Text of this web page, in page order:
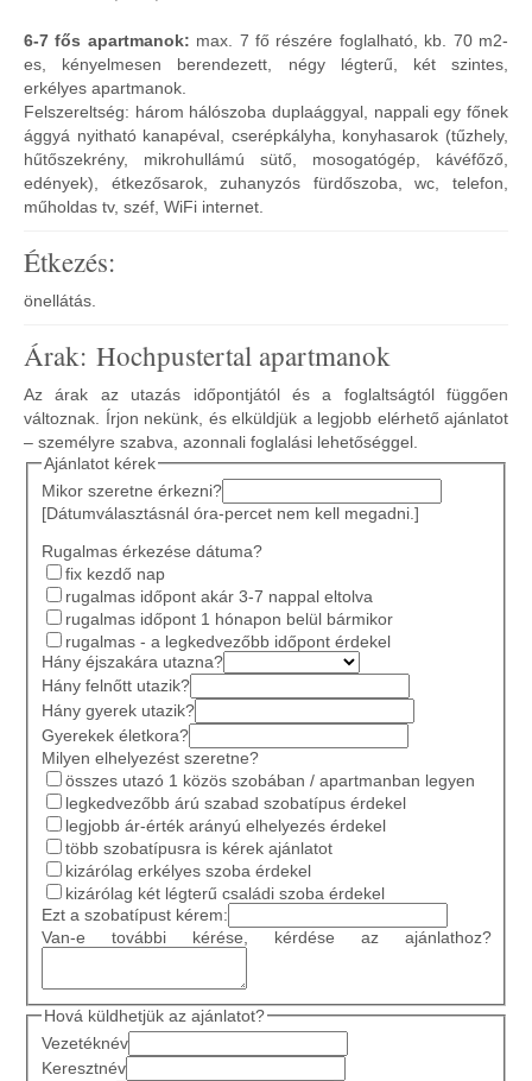
6-7 fős apartmanok: max. 7 fő részére foglalható, kb. 70 m2-
es, kényelmesen berendezett, négy légterű, két szintes,
erkélyes apartmanok.
Felszereltség: három hálószoba duplaággyal, nappali egy főnek
ággyá nyitható kanapéval, cserépkályha, konyhasarok (tűzhely,
hűtőszekrény, mikrohullámú sütő, mosogatógép, kávéfőző,
edények), étkezősarok, zuhanyzós fürdőszoba, wc, telefon,
műholdas tv, széf, WiFi internet.
Étkezés:
önellátás.
Árak: Hochpustertal apartmanok
Az árak az utazás időpontjától és a foglaltságtól függően
változnak. Írjon nekünk, és elküldjük a legjobb elérhető ajánlatot
– személyre szabva, azonnali foglalási lehetőséggel.
Ajánlatot kérek
Mikor szeretne érkezni?
[Dátumválasztásnál óra-percet nem kell megadni.]
Rugalmas érkezése dátuma?
fix kezdő nap
rugalmas időpont akár 3-7 nappal eltolva
rugalmas időpont 1 hónapon belül bármikor
rugalmas - a legkedvezőbb időpont érdekel
Hány éjszakára utazna?
Hány felnőtt utazik?
Hány gyerek utazik?
Gyerekek életkora?
Milyen elhelyezést szeretne?
összes utazó 1 közös szobában / apartmanban legyen
legkedvezőbb árú szabad szobatípus érdekel
legjobb ár-érték arányú elhelyezés érdekel
több szobatípusra is kérek ajánlatot
kizárólag erkélyes szoba érdekel
kizárólag két légterű családi szoba érdekel
Ezt a szobatípust kérem:
Van-e további kérése, kérdése az ajánlathoz?
Hová küldhetjük az ajánlatot?
Vezetéknév
Keresztnév